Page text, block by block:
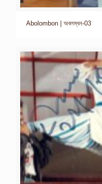
Abolombon | অবলম্বন-03